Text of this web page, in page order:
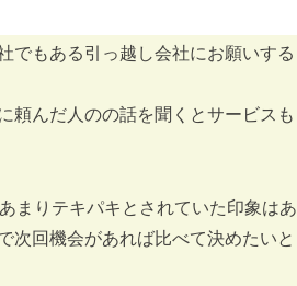
でもある引っ越し会社にお願いする
頼んだ人のの話を聞くとサービスも
まりテキパキとされていた印象はあ
次回機会があれば比べて決めたいと